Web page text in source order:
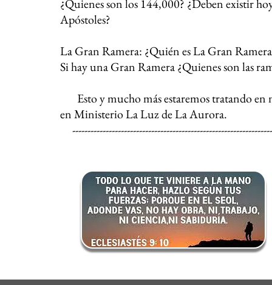
¿Quienes son los 144,000? ¿Deben existir
Apóstoles?
La Gran Ramera: ¿Quién es La Gran
Si hay una Gran Ramera ¿Quienes son las
Esto y mucho más estaremos tratando en
en Ministerio La Luz de La Aurora.